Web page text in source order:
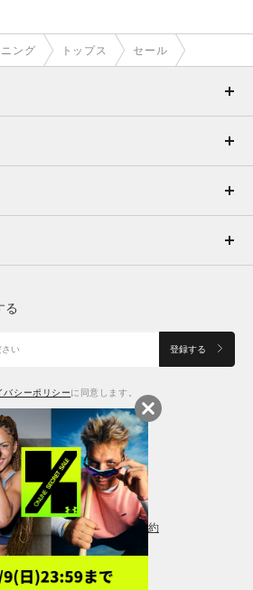
ング トップス セール
る
登録する
バシーポリシーに同意します。
基づく通販の表記 会員規約
ポリシー